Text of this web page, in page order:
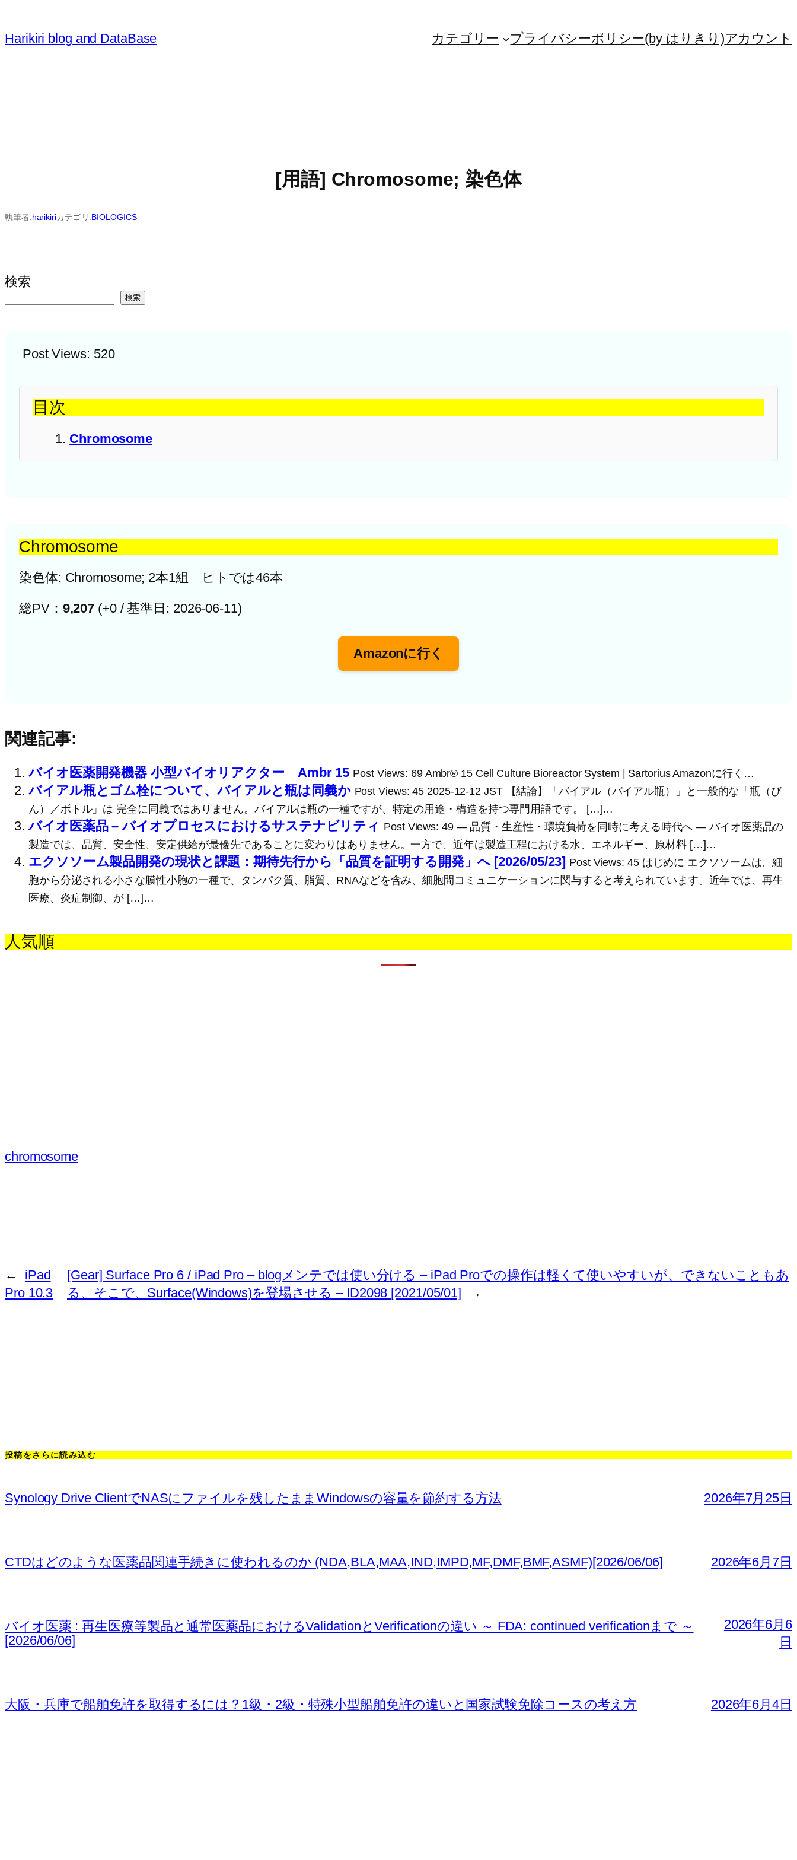
容
を
Harikiri blog and DataBase カテゴリー プライバシーポリシー(by はりきり)アカウント
[用語] Chromosome; 染色体
執筆者:harikiriカテゴリ:BIOLOGICS
検索
検索
Post Views: 520
目次
Chromosome
Chromosome
染色体: Chromosome; 2本1組 ヒトでは46本
総PV： 9,207 (+0 / 基準日: 2026-06-11)
Amazonに行く
関連記事:
バイオ医薬開発機器 小型バイオリアクター Ambr 15 Post Views: 69 Ambr® 15 Cell Culture Bioreactor System | Sartorius Amazonに行く…
バイアル瓶とゴム栓について、バイアルと瓶は同義か Post Views: 45 2025-12-12 JST 【結論】「バイアル（バイアル瓶）」と一般的な「瓶（び
ん）／ボトル」は 完全に同義ではありません。バイアルは瓶の一種ですが、特定の用途・構造を持つ専門用語です。 […]…
バイオ医薬品 – バイオプロセスにおけるサステナビリティ Post Views: 49 ― 品質・生産性・環境負荷を同時に考える時代へ ― バイオ医薬品の
製造では、品質、安全性、安定供給が最優先であることに変わりはありません。一方で、近年は製造工程における水、エネルギー、原材料 […]…
エクソソーム製品開発の現状と課題：期待先行から「品質を証明する開発」へ [2026/05/23] Post Views: 45 はじめに エクソソームは、細
胞から分泌される小さな膜性小胞の一種で、タンパク質、脂質、RNAなどを含み、細胞間コミュニケーションに関与すると考えられています。近年では、再生
医療、炎症制御、が […]…
人気順
chromosome
←
iPad
Pro 10.3
[Gear] Surface Pro 6 / iPad Pro – blogメンテでは使い分ける – iPad Proでの操作は軽くて使いやすいが、できないこともあ
る、そこで、Surface(Windows)を登場させる – ID2098 [2021/05/01]
→
投稿をさらに読み込む
Synology Drive ClientでNASにファイルを残したままWindowsの容量を節約する方法 2026年7月25日
CTDはどのような医薬品関連手続きに使われるのか (NDA,BLA,MAA,IND,IMPD,MF,DMF,BMF,ASMF)[2026/06/06] 2026年6月7日
バイオ医薬 : 再生医療等製品と通常医薬品におけるValidationとVerificationの違い ～ FDA: continued verificationまで ～
[2026/06/06]
2026年6月6
日
大阪・兵庫で船舶免許を取得するには？1級・2級・特殊小型船舶免許の違いと国家試験免除コースの考え方 2026年6月4日